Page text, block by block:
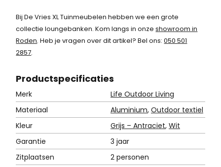
5
Bij De Vries XL Tuinmeubelen hebben we een grote
collectie loungebanken. Kom langs in onzeshowroom in
Roden. Heb je vragen over dit artikel? Bel ons:050 501
2857.
Productspecificaties
Merk
Life Outdoor Living
Materiaal
Aluminium, Outdoor textiel
Kleur
Grijs – Antraciet, Wit
Garantie
3 jaar
Zitplaatsen
2 personen